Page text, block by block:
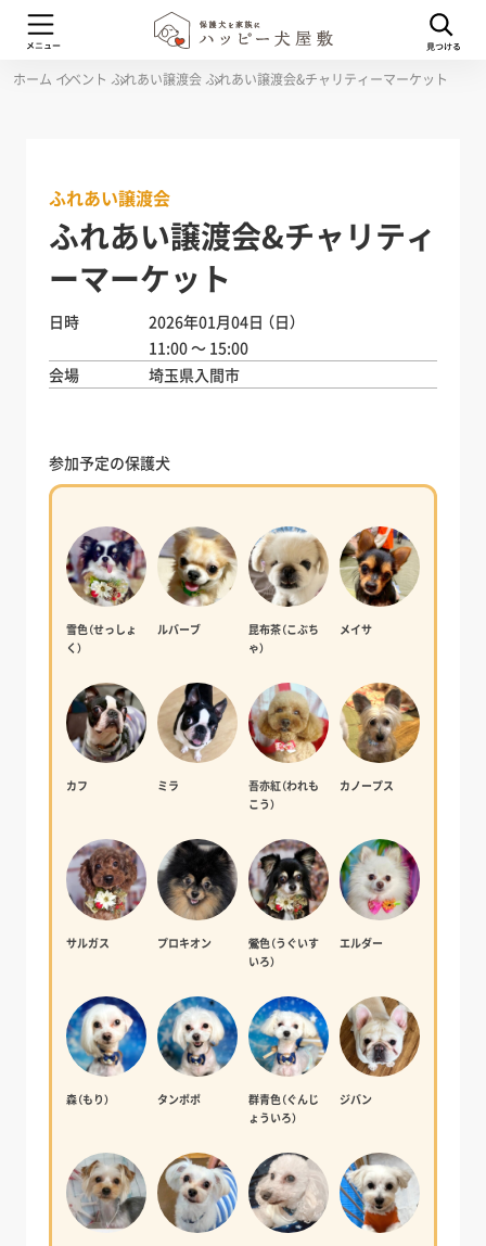
ホーム イベント ふれあい譲渡会 ふれあい譲渡会&チャリティーマーケット
ふれあい譲渡会
ふれあい譲渡会&チャリティ
ーマーケット
日時 2026年01月04日 （日）
11:00 ～ 15:00
会場
埼玉県入間市
参加予定の保護犬
雪色（せっしょ
く）
ルバーブ
昆布茶（こぶち
ゃ）
メイサ
カフ ミラ
吾亦紅（われも
こう）
カノープス
サルガス プロキオン
鶯色（うぐいす
いろ）
エルダー
森（もり） タンポポ
群青色（ぐんじ
ょういろ）
ジバン